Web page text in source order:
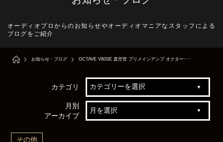
オーディオプロからのお知らせやオーディオマニアなスタッフによる
ブログをご紹介
お知らせ・ブログ OCTAVE V80SE 真空管 プリメインアンプ オクター･･･
カテゴリ
月別
アーカイブ
その他